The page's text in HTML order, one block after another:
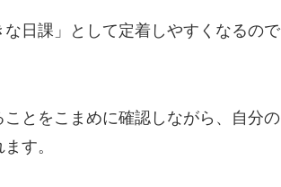
日課」として定着しやすくなるので
とをこまめに確認しながら、自分の
す。